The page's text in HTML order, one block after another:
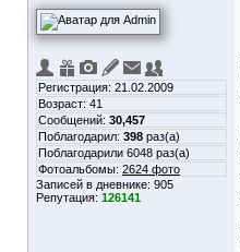
Регистрация: 21.02.2009
Возраст: 41
Сообщений: 30,457
Поблагодарил: 398 раз(а)
Поблагодарили 6048 раз(а)
Фотоальбомы: 2624 фото
Записей в дневнике: 905
Репутация: 126141